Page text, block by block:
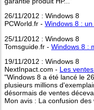
26/11/2012 : Windows 8
PCWorld.fr - Windows 8 :
25/11/2012 : Windows 8
Tomsguide.fr - Windows 8 :
19/11/2012 : Windows 8
NextInpact.com - Les
"Windows 8 a été lancé le
plusieurs millions
désormais de ventes
Mon avis : La confusion